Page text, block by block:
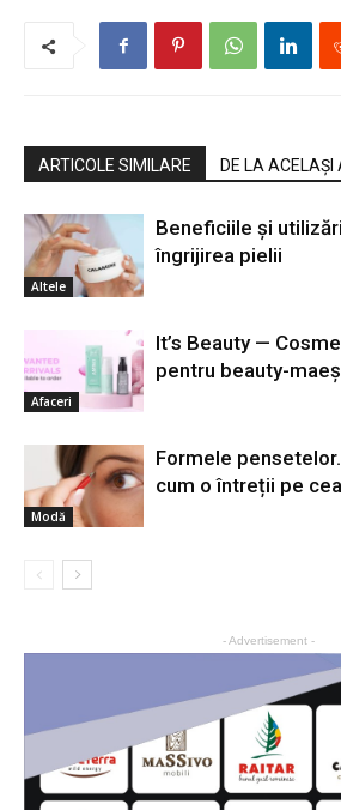
ARTICOLE SIMILARE DE LA ACELAȘI
Altele
Beneficiile și
îngrijirea pielii
Afaceri
It’s Beauty —
pentru beauty-
Modă
Formele
cum o întreții pe
- Advertisement -